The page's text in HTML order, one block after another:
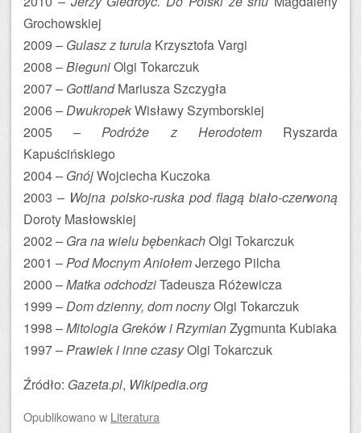
Grochowskiej
2009 – Gulasz z turula Krzysztofa Vargi
2008 –BieguniOlgi Tokarczuk
2007 – GottlandMariusza Szczygła
2006 –DwukropekWisławy Szymborskiej
2005 –Podróże z HerodotemRyszarda
Kapuścińskiego
2004 – GnójWojciecha Kuczoka
2003 – Wojna polsko-ruska pod flagą biało-czerwoną
Doroty Masłowskiej
2002 – Gra na wielu bębenkachOlgi Tokarczuk
2001 –Pod Mocnym AniołemJerzego Pilcha
2000 –Matka odchodziTadeusza Różewicza
1999 –Dom dzienny, dom nocnyOlgi Tokarczuk
1998 –Mitologia Greków i RzymianZygmunta Kubiaka
1997 –Prawiek i inne czasyOlgi Tokarczuk
Źródło: Gazeta.pl, Wikipedia.org
Opublikowanow Literatura